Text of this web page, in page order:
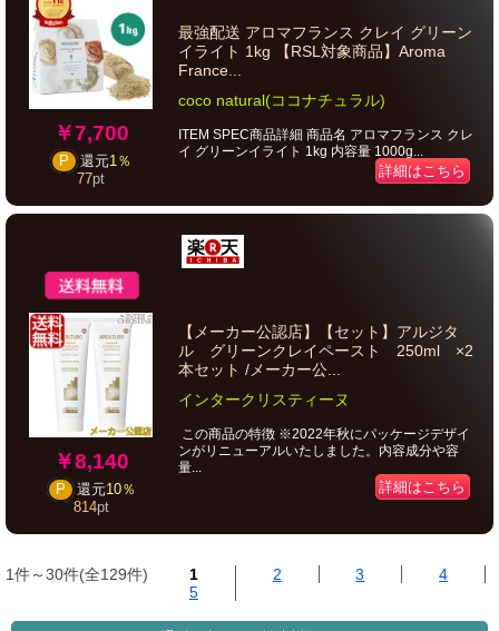
￥7,700
P 還元1％
77pt
最強配送 アロマフランス クレイ グリーン
イライト 1kg 【RSL対象商品】Aroma
France...
coco natural(ココナチュラル)
ITEM SPEC商品詳細 商品名 アロマフランス クレ
イ グリーンイライト 1kg 内容量 1000g...
詳細はこちら
￥8,140
P 還元10％
814pt
【メーカー公認店】【セット】アルジタ
ル グリーンクレイペースト 250ml ×2
本セット /メーカー公...
インタークリスティーヌ
この商品の特徴 ※2022年秋にパッケージデザイ
ンがリニューアルいたしました。内容成分や容
量...
詳細はこちら
1件～30件(全129件) 1 2 3
4
5